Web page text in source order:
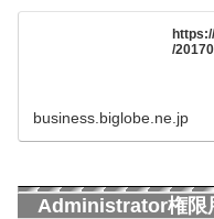
/
business.biglobe.ne.jp
Administrator権限